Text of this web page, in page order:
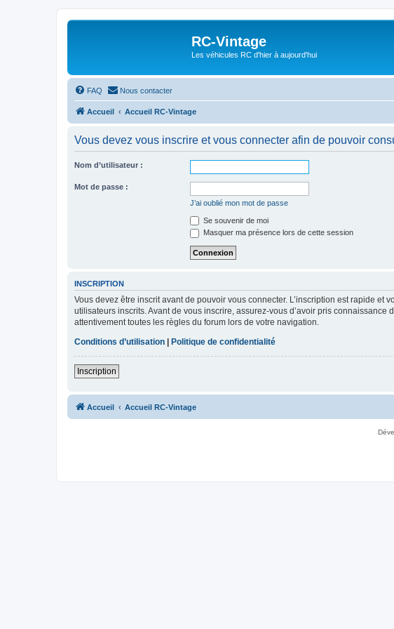
RC-Vintage
Les véhicules RC d'hier à aujourd'hui
FAQ Nous contacter
Accueil Accueil RC-Vintage
Vous devez vous inscrire et vous connecter afin de pouvoir
Nom d’utilisateur :
Mot de passe :
J’ai oublié mon mot de passe
Se souvenir de moi
Masquer ma présence lors de cette session
INSCRIPTION
Vous devez être inscrit avant de pouvoir vous connecter. L’inscription est rapide
utilisateurs inscrits. Avant de vous inscrire, assurez-vous d’avoir pris
attentivement toutes les règles du forum lors de votre navigation.
Conditions d’utilisation
Politique de confidentialité
Inscription
Accueil Accueil RC-Vintage